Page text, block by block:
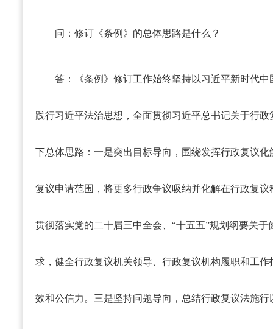
问：修订《条例》的总体思路是什么？
答： 《条例》修订工作始终坚持以习近平新时代
践行习近平法治思想，全面贯彻习近平总书记关于行
下总体思路：一是突出目标导向，围绕发挥行政复议
复议申请范围，将更多行政争议吸纳并化解在行政复
贯彻落实党的二十届三中全会、“十五五”规划纲要关
求，健全行政复议机关领导、行政复议机构履职和工
效和公信力。三是坚持问题导向，总结行政复议法施